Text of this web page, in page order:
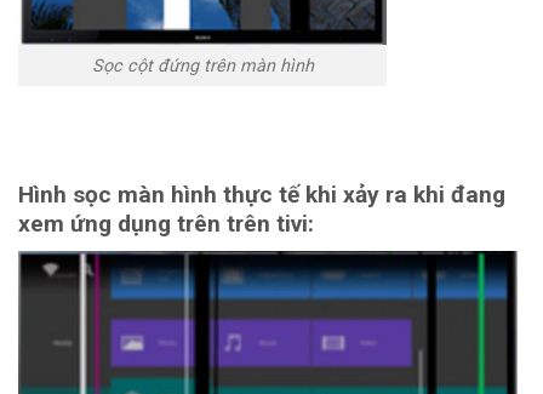
Sọc cột đứng trên màn hình
Hình sọc màn hình thực tế khi xảy ra khi đang
xem ứng dụng trên trên tivi: